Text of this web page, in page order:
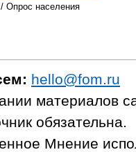
Опрос населения
hello@fom.ru
материалов
обязательна.
Мнение